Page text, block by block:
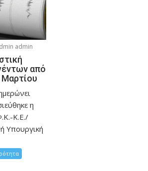
admin
από
Μαρτίου
η
Κ.Ε./
Υπουργική